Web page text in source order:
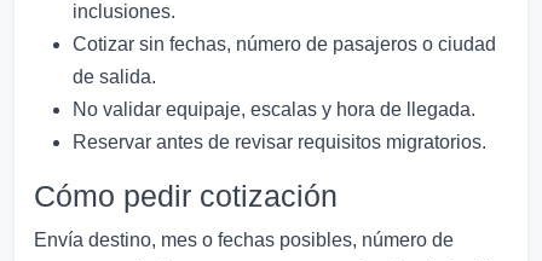
inclusiones.
Cotizar sin fechas, número de pasajeros o ciudad
de salida.
No validar equipaje, escalas y hora de llegada.
Reservar antes de revisar requisitos migratorios.
Cómo pedir cotización
Envía destino, mes o fechas posibles, número de